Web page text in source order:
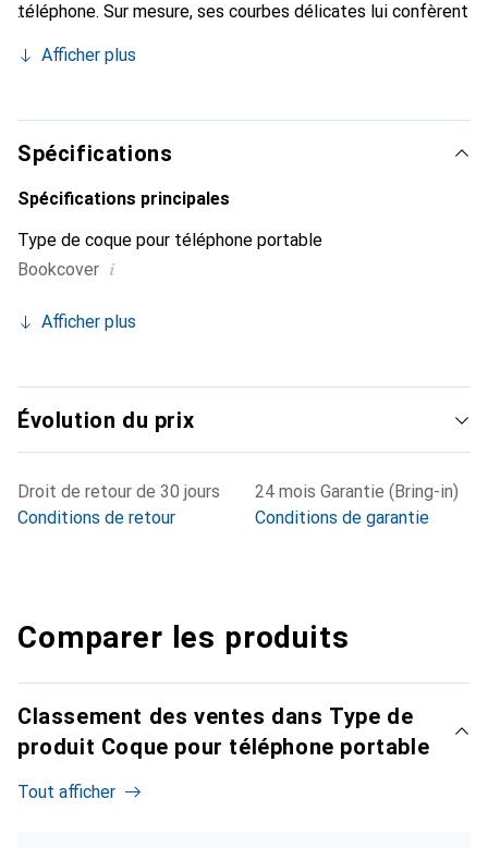
téléphone. Sur mesure, ses courbes délicates lui confèrent
chic et indispensable pour votre smartphone. Reconnaître
marque Noreve est un choix sûr pour une clientèle
exigeante.
Afficher plus
Spécifications
Spécifications principales
Type de coque pour téléphone portable
Bookcover i
Afficher plus
Évolution du prix
Droit de retour de 30 jours
Conditions de retour
24 mois Garantie (Bring-in)
Conditions de garantie
Comparer les produits
Classement des ventes dans Type de
produit Coque pour téléphone portable
Tout afficher